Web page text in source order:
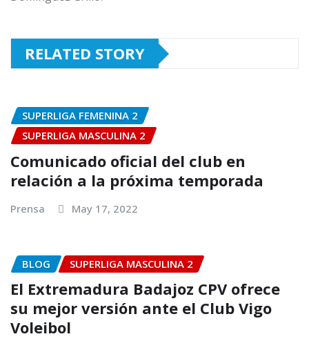
RELATED STORY
SUPERLIGA FEMENINA 2
SUPERLIGA MASCULINA 2
Comunicado oficial del club en
relación a la próxima temporada
Prensa May 17, 2022
BLOG SUPERLIGA MASCULINA 2
El Extremadura Badajoz CPV ofrece
su mejor versión ante el Club Vigo
Voleibol